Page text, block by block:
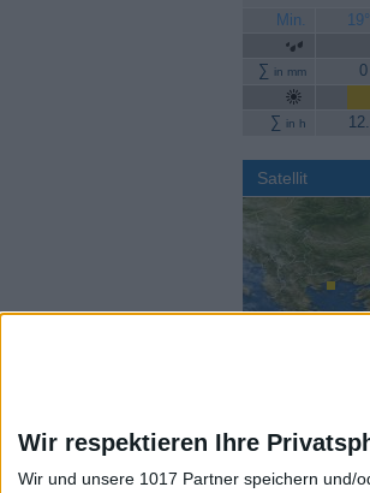
Wir respektieren Ihre
Wir und unsere 1017 Partner speichern und/
Min.
∑ in mm 0
∑ in h
Satellit
Aktuelles Wetter: